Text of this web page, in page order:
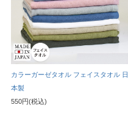
カラーガーゼタオル フェイスタオル 日
本製
550円(税込)